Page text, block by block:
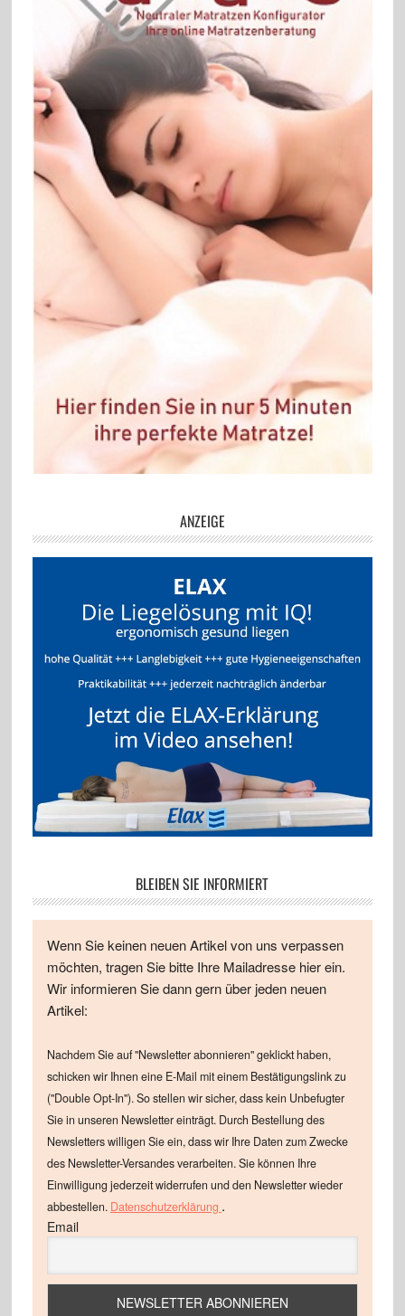
ANZEIGE
BLEIBEN SIE INFORMIERT
Wenn Sie keinen neuen Artikel von uns verpassen
möchten, tragen Sie bitte Ihre Mailadresse hier ein.
Wir informieren Sie dann gern über jeden neuen
Artikel:
Nachdem Sie auf "Newsletter abonnieren" geklickt haben,
schicken wir Ihnen eine E-Mail mit einem Bestätigungslink zu
("Double Opt-In"). So stellen wir sicher, dass kein Unbefugter
Sie in unseren Newsletter einträgt. Durch Bestellung des
Newsletters willigen Sie ein, dass wir Ihre Daten zum Zwecke
des Newsletter-Versandes verarbeiten. Sie können Ihre
Einwilligung jederzeit widerrufen und den Newsletter wieder
abbestellen. Datenschutzerklärung .
Email